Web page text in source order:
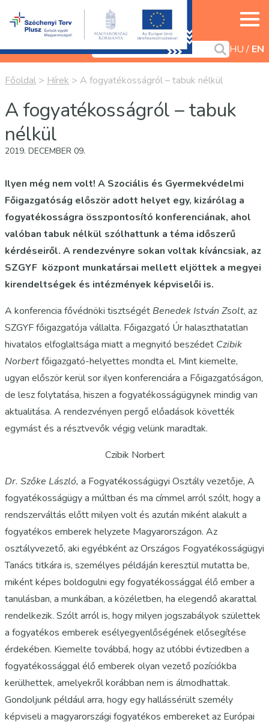
HU EN
Főoldal > Hírek > A fogyatékosságról – tabuk nélkül
A fogyatékosságról – tabuk
nélkül
2019. DECEMBER 09.
Ilyen még nem volt! A Szociális és Gyermekvédelmi
Főigazgatóság először adott helyet egy, kizárólag a
fogyatékosságra összpontosító konferenciának, ahol
valóban tabuk nélkül szólhattunk a téma időszerű
kérdéseiről. A rendezvényre sokan voltak kíváncsiak, az
SZGYF központ munkatársai mellett eljöttek a megyei
kirendeltségek és intézmények képviselői is.
A konferencia fővédnöki tisztségét Benedek István Zsolt, az
SZGYF főigazgatója vállalta. Főigazgató Úr halaszthatatlan
hivatalos elfoglaltsága miatt a megnyitó beszédet Czibik
Norbertfőigazgató-helyettes mondta el. Mint kiemelte,
ugyan először kerül sor ilyen konferenciára a Főigazgatóságon,
de lesz folytatása, hiszen a fogyatékosságügynek mindig van
aktualitása. A rendezvényen pergő előadások követték
egymást és a résztvevők végig velünk maradtak.
Czibik Norbert
Dr. Szőke László, a Fogyatékosságügyi Osztály vezetője, A
fogyatékosságügy a múltban és ma címmel arról szólt, hogy a
rendszerváltás előtt milyen volt és azután miként alakult a
fogyatékos emberek helyzete Magyarországon. Az
osztályvezető, aki egyébként az Országos Fogyatékosságügyi
Tanács titkára is, személyes példáján keresztül mutatta be,
miként képes boldogulni egy fogyatékossággal élő ember a
tanulásban, a munkában, a közéletben, ha elegendő akarattal
rendelkezik. Szólt arról is, hogy milyen jogszabályok születtek
a fogyatékos emberek esélyegyenlőségének elősegítése
érdekében. Kiemelte továbbá, hogy az utóbbi évtizedben a
fogyatékossággal élő emberek olyan vezető pozíciókba
kerülhettek, amelyekről korábban nem is álmodhattak.
Gondoljunk például arra, hogy egy hallássérült személy
képviseli a magyarországi fogyatékos embereket az Európai